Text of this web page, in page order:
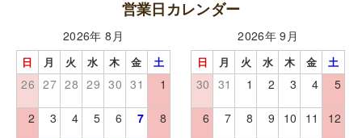
営業日カレンダー
2026年 8月
日 月 火 水 木 金 土
26 27 28 29 30 31 1
2 3 4 5 6 7 8
2026年 9月
日 月 火 水 木 金 土
30 31 1 2 3 4 5
6 7 8 9 10 11 12